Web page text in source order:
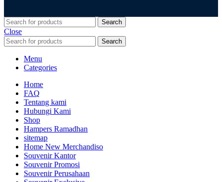
Search
Close
Search
Menu
Categories
Home
FAQ
Tentang kami
Hubungi Kami
Shop
Hampers Ramadhan
sitemap
Home New Merchandiso
Souvenir Kantor
Souvenir Promosi
Souvenir Perusahaan